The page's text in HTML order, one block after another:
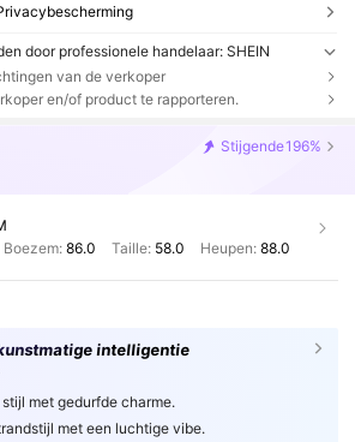
door professionele handelaar: SHEIN
van de verkoper
en/of product te rapporteren.
Stijgende196%
Boezem:86.0 Taille: 58.0 Heupen: 88.0
intelligentie
met gedurfde charme.
met een luchtige vibe.